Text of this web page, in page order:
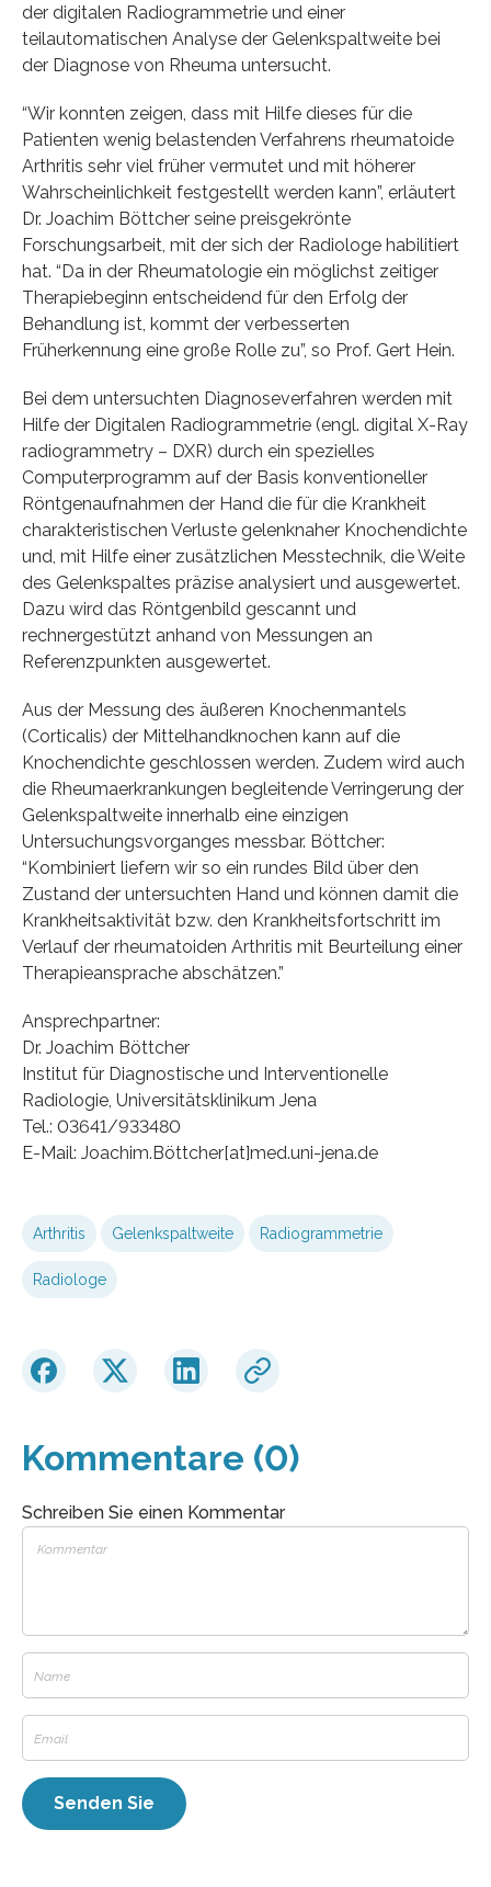
der digitalen Radiogrammetrie und einer
teilautomatischen Analyse der Gelenkspaltweite bei
der Diagnose von Rheuma untersucht.
“Wir konnten zeigen, dass mit Hilfe dieses für die
Patienten wenig belastenden Verfahrens rheumatoide
Arthritis sehr viel früher vermutet und mit höherer
Wahrscheinlichkeit festgestellt werden kann”, erläutert
Dr. Joachim Böttcher seine preisgekrönte
Forschungsarbeit, mit der sich der Radiologe habilitiert
hat. “Da in der Rheumatologie ein möglichst zeitiger
Therapiebeginn entscheidend für den Erfolg der
Behandlung ist, kommt der verbesserten
Früherkennung eine große Rolle zu”, so Prof. Gert Hein.
Bei dem untersuchten Diagnoseverfahren werden mit
Hilfe der Digitalen Radiogrammetrie (engl. digital X-Ray
radiogrammetry – DXR) durch ein spezielles
Computerprogramm auf der Basis konventioneller
Röntgenaufnahmen der Hand die für die Krankheit
charakteristischen Verluste gelenknaher Knochendichte
und, mit Hilfe einer zusätzlichen Messtechnik, die Weite
des Gelenkspaltes präzise analysiert und ausgewertet.
Dazu wird das Röntgenbild gescannt und
rechnergestützt anhand von Messungen an
Referenzpunkten ausgewertet.
Aus der Messung des äußeren Knochenmantels
(Corticalis) der Mittelhandknochen kann auf die
Knochendichte geschlossen werden. Zudem wird auch
die Rheumaerkrankungen begleitende Verringerung der
Gelenkspaltweite innerhalb eine einzigen
Untersuchungsvorganges messbar. Böttcher:
“Kombiniert liefern wir so ein rundes Bild über den
Zustand der untersuchten Hand und können damit die
Krankheitsaktivität bzw. den Krankheitsfortschritt im
Verlauf der rheumatoiden Arthritis mit Beurteilung einer
Therapieansprache abschätzen.”
Ansprechpartner:
Dr. Joachim Böttcher
Institut für Diagnostische und Interventionelle
Radiologie, Universitätsklinikum Jena
Tel.: 03641/933480
E-Mail: Joachim.Böttcher[at]med.uni-jena.de
Arthritis Gelenkspaltweite Radiogrammetrie
Radiologe
Kommentare (0)
Schreiben Sie einen Kommentar